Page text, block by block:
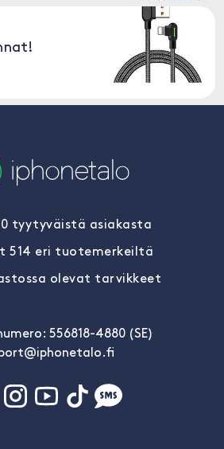
tyytyväistä asiakasta
514 eri tuotemerkeiltä
olevat tarvikkeet
556818-4880 (SE)